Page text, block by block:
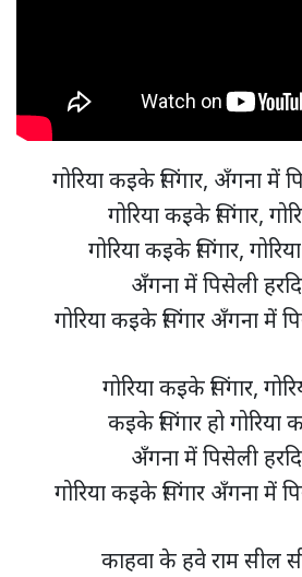
गोरिया कइके सिंगार, अँगना में
गोरिया कइके सिंगार,
गोरिया कइके सिंगार,
अँगना में पिसेली
गोरिया कइके सिंगार अँगना में
गोरिया कइके सिंगार,
कइके सिंगार हो गोरिया
अँगना में पिसेली
गोरिया कइके सिंगार अँगना में
काहवा के हवे राम सील